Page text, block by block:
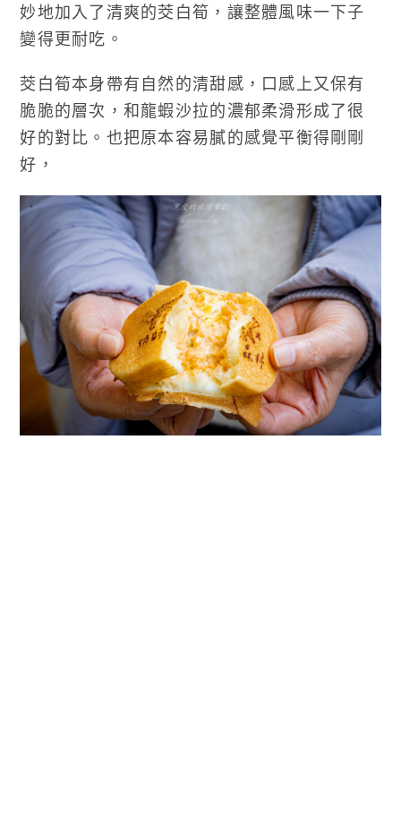
妙地加入了清爽的茭白筍，讓整體風味一下子
變得更耐吃。
茭白筍本身帶有自然的清甜感，口感上又保有
脆脆的層次，和龍蝦沙拉的濃郁柔滑形成了很
好的對比。也把原本容易膩的感覺平衡得剛剛
好，